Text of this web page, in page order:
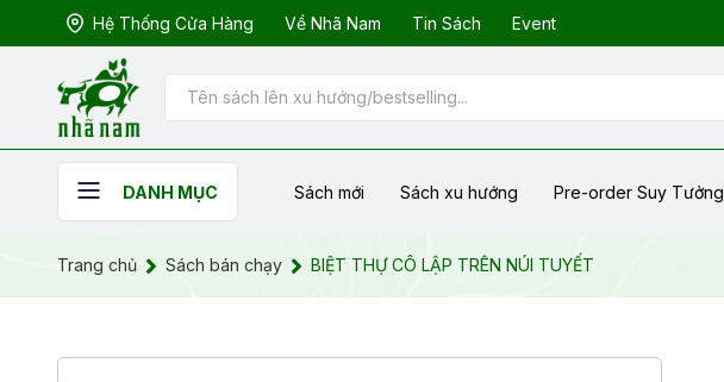
Hệ Thống Cửa Hàng Về Nhã Nam Tin Sách Event
DANH MỤC Sách mới Sách xu hướng Pre-order Suy Tưởng
Trang chủ Sách bán chạy BIỆT THỰ CÔ LẬP TRÊN NÚI TUYẾT